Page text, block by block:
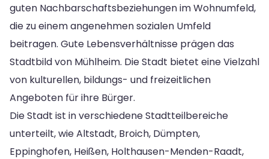
guten Nachbarschaftsbeziehungen im Wohnumfeld,
die zu einem angenehmen sozialen Umfeld
beitragen. Gute Lebensverhältnisse prägen das
Stadtbild von Mühlheim. Die Stadt bietet eine Vielzahl
von kulturellen, bildungs- und freizeitlichen
Angeboten für ihre Bürger.
Die Stadt ist in verschiedene Stadtteilbereiche
unterteilt, wie Altstadt, Broich, Dümpten,
Eppinghofen, Heißen, Holthausen-Menden-Raadt,